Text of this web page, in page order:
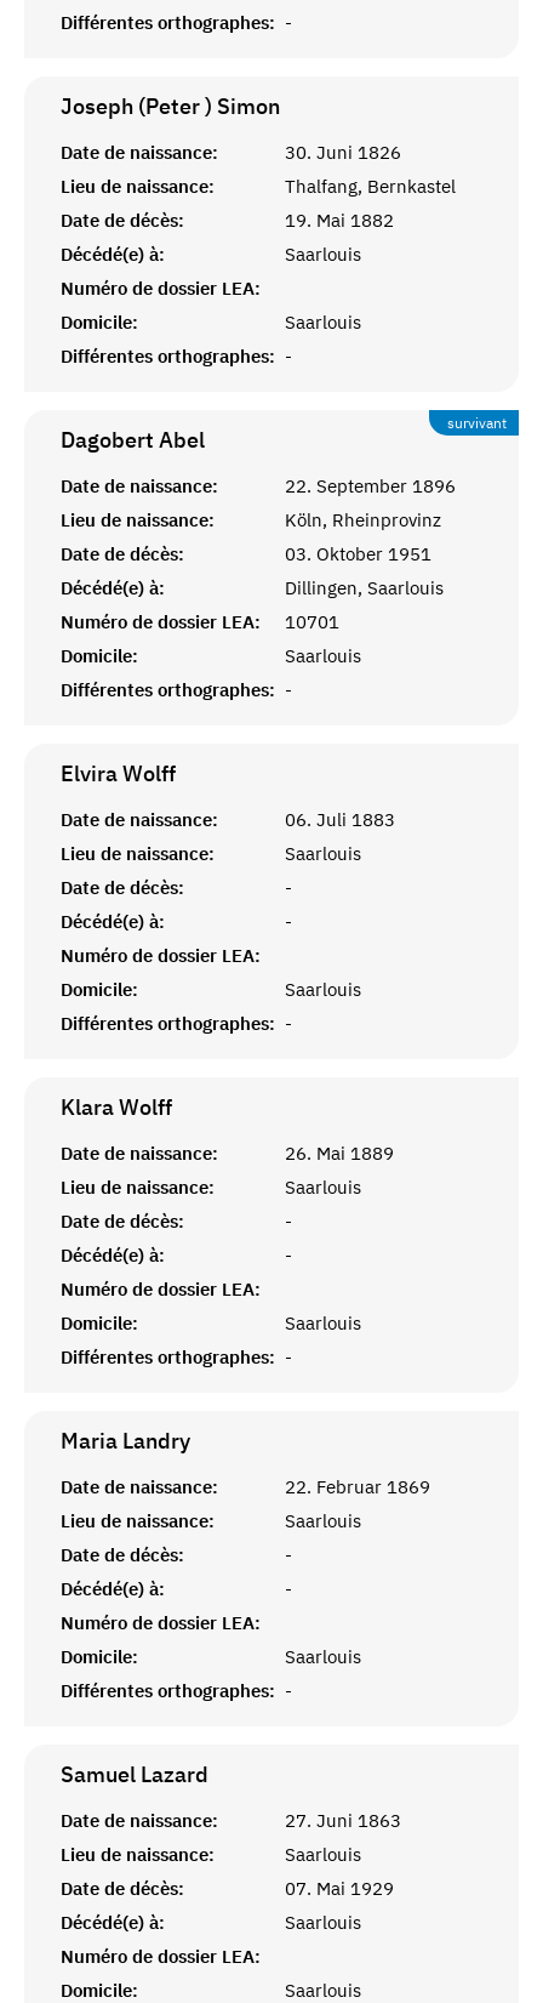
Différentes orthographes: -
Joseph (Peter ) Simon
Date de naissance:
30. Juni 1826
Lieu de naissance:
Thalfang, Bernkastel
Date de décès:
19. Mai 1882
Décédé(e) à:
Saarlouis
Numéro de dossier LEA:
Domicile:
Saarlouis
Différentes orthographes: -
survivant
Dagobert Abel
Date de naissance:
22. September 1896
Lieu de naissance:
Köln, Rheinprovinz
Date de décès:
03. Oktober 1951
Décédé(e) à:
Dillingen, Saarlouis
Numéro de dossier LEA:
10701
Domicile:
Saarlouis
Différentes orthographes: -
ElviraWolff
Date de naissance:
06. Juli 1883
Lieu de naissance:
Saarlouis
Date de décès:
-
Décédé(e) à:
-
Numéro de dossier LEA:
Domicile:
Saarlouis
Différentes orthographes: -
KlaraWolff
Date de naissance:
26. Mai 1889
Lieu de naissance:
Saarlouis
Date de décès:
-
Décédé(e) à:
-
Numéro de dossier LEA:
Domicile:
Saarlouis
Différentes orthographes: -
Maria Landry
Date de naissance:
22. Februar 1869
Lieu de naissance:
Saarlouis
Date de décès:
-
Décédé(e) à:
-
Numéro de dossier LEA:
Domicile:
Saarlouis
Différentes orthographes: -
Samuel Lazard
Date de naissance:
27. Juni 1863
Lieu de naissance:
Saarlouis
Date de décès:
07. Mai 1929
Décédé(e) à:
Saarlouis
Numéro de dossier LEA:
Domicile:
Saarlouis